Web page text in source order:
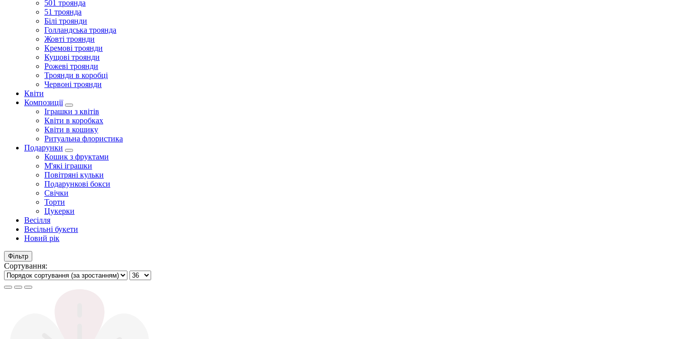
501 троянда
51 троянда
Білі троянди
Голландська троянда
Жовті троянди
Кремові троянди
Кущові троянди
Рожеві троянди
Троянди в коробці
Червоні троянди
Квіти
Композиції
Іграшки з квітів
Квіти в коробках
Квіти в кошику
Ритуальна флористика
Подарунки
Кошик з фруктами
М'які іграшки
Повітряні кульки
Подарункові бокси
Свічки
Торти
Цукерки
Весілля
Весільні букети
Новий рік
Фільтр
Сортування: